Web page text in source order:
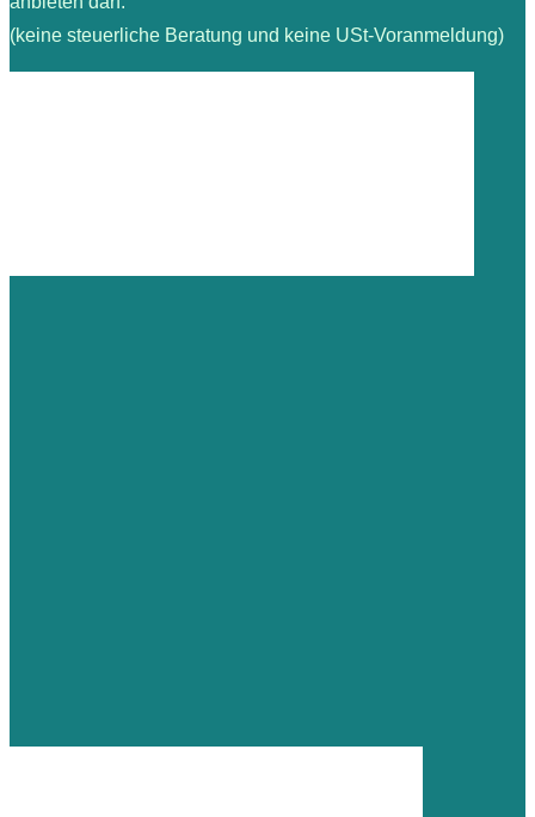
(keine steuerliche Beratung und keine USt-Voranmeldung)